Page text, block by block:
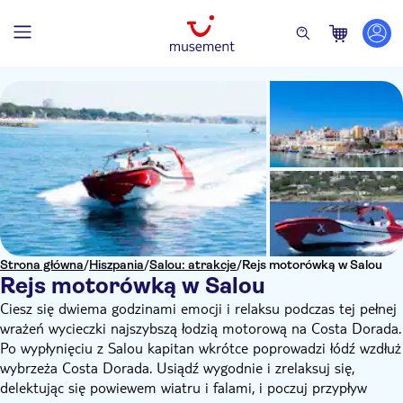
Strona główna/Hiszpania/Salou: atrakcje/Rejs motorówką w Salou
Rejs motorówką w Salou
Ciesz się dwiema godzinami emocji i relaksu podczas tej pełnej
wrażeń wycieczki najszybszą łodzią motorową na Costa Dorada.
Po wypłynięciu z Salou kapitan wkrótce poprowadzi łódź wzdłuż
wybrzeża Costa Dorada. Usiądź wygodnie i zrelaksuj się,
delektując się powiewem wiatru i falami, i poczuj przypływ